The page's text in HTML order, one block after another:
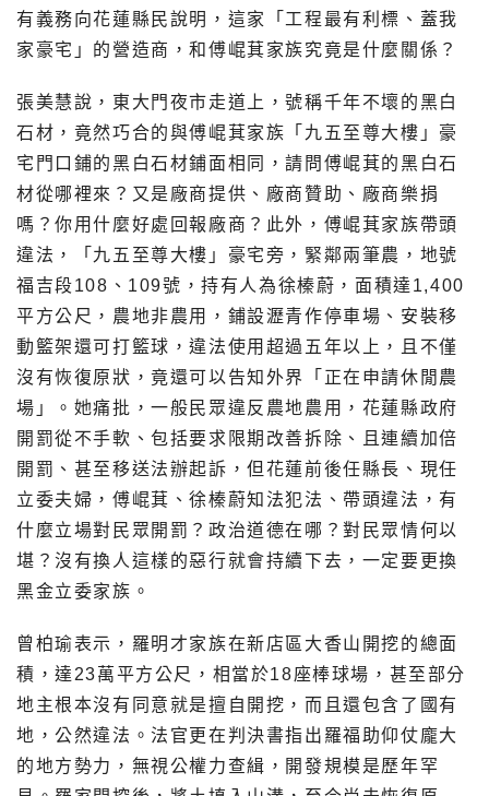
有義務向花蓮縣民說明，這家「工程最有利標、蓋我
家豪宅」的營造商，和傅崐萁家族究竟是什麼關係？
張美慧說，東大門夜市走道上，號稱千年不壞的黑白
石材，竟然巧合的與傅崐萁家族「九五至尊大樓」豪
宅門口鋪的黑白石材鋪面相同，請問傅崐萁的黑白石
材從哪裡來？又是廠商提供、廠商贊助、廠商樂捐
嗎？你用什麼好處回報廠商？此外，傅崐萁家族帶頭
違法，「九五至尊大樓」豪宅旁，緊鄰兩筆農，地號
福吉段108、109號，持有人為徐榛蔚，面積達1,400
平方公尺，農地非農用，鋪設瀝青作停車場、安裝移
動籃架還可打籃球，違法使用超過五年以上，且不僅
沒有恢復原狀，竟還可以告知外界「正在申請休閒農
場」。她痛批，一般民眾違反農地農用，花蓮縣政府
開罰從不手軟、包括要求限期改善拆除、且連續加倍
開罰、甚至移送法辦起訴，但花蓮前後任縣長、現任
立委夫婦，傅崐萁、徐榛蔚知法犯法、帶頭違法，有
什麼立場對民眾開罰？政治道德在哪？對民眾情何以
堪？沒有換人這樣的惡行就會持續下去，一定要更換
黑金立委家族。
曾柏瑜表示，羅明才家族在新店區大香山開挖的總面
積，達23萬平方公尺，相當於18座棒球場，甚至部分
地主根本沒有同意就是擅自開挖，而且還包含了國有
地，公然違法。法官更在判決書指出羅福助仰仗龐大
的地方勢力，無視公權力查緝，開發規模是歷年罕